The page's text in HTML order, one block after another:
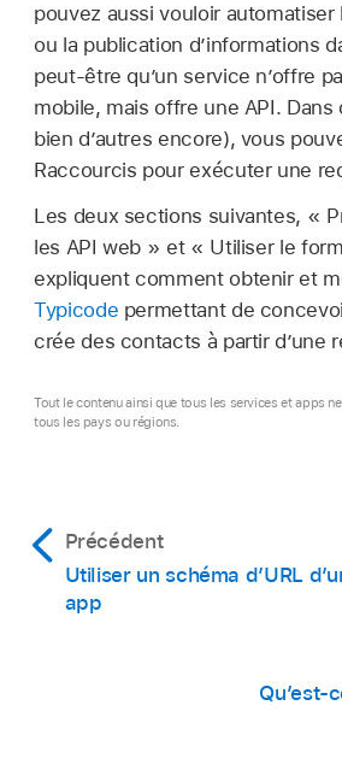
pouvez aussi vouloir automatiser
ou la publication d’informations
peut-être qu’un service n’offre
mobile, mais offre une API.
bien d’autres encore), vous
Raccourcis pour exécuter une
Les deux sections suivantes, «
les API web » et « Utiliser le
expliquent comment obtenir et
Typicode permettant de
crée des contacts à partir d’une
Tout le contenu ainsi que tous les services et apps
tous les pays ou régions.
Précédent
Utiliser un schéma d’URL
app
Qu’est-